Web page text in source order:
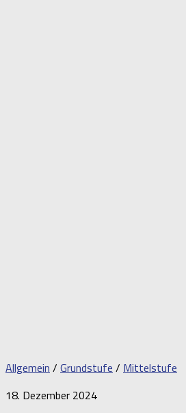
Allgemein / Grundstufe / Mittelstufe
18. Dezember 2024